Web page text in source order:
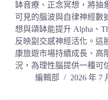
缽音療、正念冥想，將抽
可見的腦波與自律神經數
想與頌缽能提升 Alpha、
反映副交感神經活化。這
康旅遊市場持續成長、高
況，為理性腦提供一種可
編輯部
2026 年 7